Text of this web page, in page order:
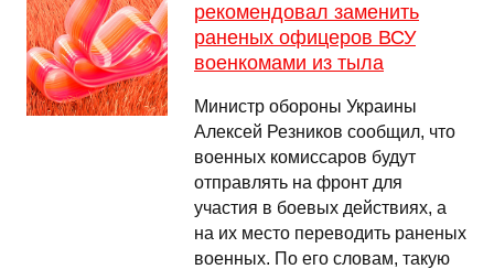
рекомендовал заменить
раненых офицеров ВСУ
военкомами из тыла
Министр обороны Украины
Алексей Резников сообщил, что
военных комиссаров будут
отправлять на фронт для
участия в боевых действиях, а
на их место переводить раненых
военных. По его словам, такую